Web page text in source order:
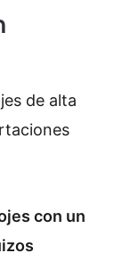
de alta
con un